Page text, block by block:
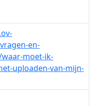
en-
moet-ik-
uploaden-van-mijn-